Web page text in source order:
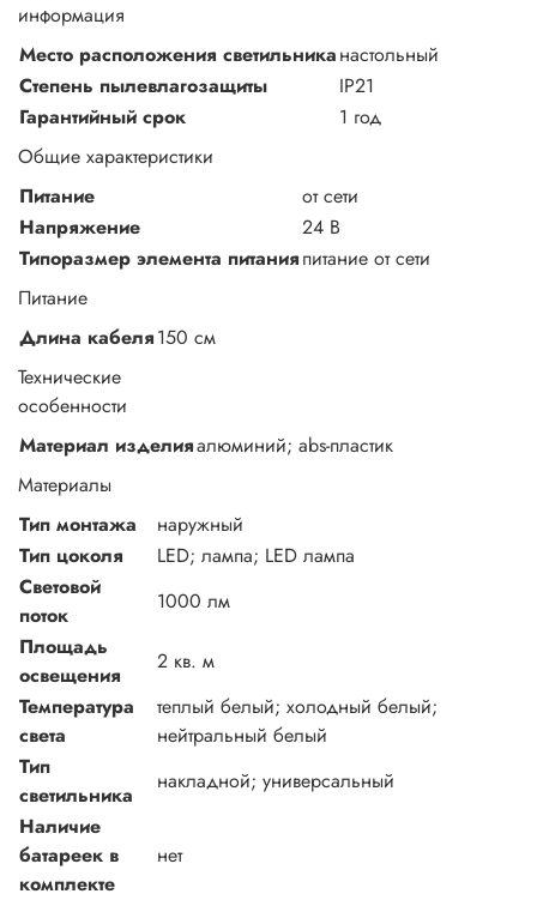
Габариты
Высота упаковки
Ширина упаковки
43 см
информация
Общие характеристики
Место расположения светильниканастольный
Степень пылевлагозащиты
IP21
Гарантийный срок
1 год
Питание
Питание
от сети
Напряжение
24 В
Типоразмер элемента питанияпитание от сети
Технические
особенности
Длина кабеля150 см
Материалы
Материал изделияалюминий; abs-пластик
Тип монтажа
наружный
Тип цоколя
LED; лампа; LED лампа
Световой
поток
1000 лм
Площадь
освещения
2 кв. м
Температура
света
теплый белый; холодный белый;
нейтральный белый
Тип
светильника
накладной; универсальный
Наличие
батареек в
комплекте
нет